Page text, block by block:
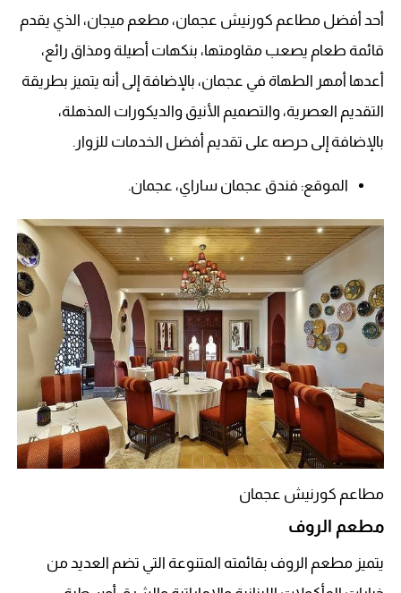
أحد أفضل مطاعم كورنيش عجمان، مطعم ميجان، الذي يقدم
قائمة طعام يصعب مقاومتها، بنكهات أصيلة ومذاق رائع،
أعدها أمهر الطهاة في عجمان، بالإضافة إلى أنه يتميز بطريقة
التقديم العصرية، والتصميم الأنيق والديكورات المذهلة،
بالإضافة إلى حرصه على تقديم أفضل الخدمات للزوار.
الموقع: فندق عجمان ساراي، عجمان.
مطاعم كورنيش عجمان
مطعم الروف
يتميز مطعم الروف بقائمته المتنوعة التي تضم العديد من